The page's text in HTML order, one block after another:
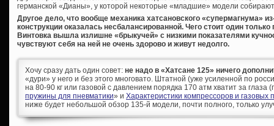
германской «Дианы», у которой некоторые «младшие» модели
Другое дело, что вообще механика хатсановского «супермагнума»
конструкции оказалась несбалансированной. Чего стоит один
Винтовка вышла излишне «брыкучей» с низкими показателями
чувствуют себя на ней не очень здорово и живут недолго.
Хочу сразу дать один совет: не надо в «Хатсане 125» ничего
«дури» у него и без этого многовато. Штатной (уже усиленной по
на 80-90 кг или газовой с давлением порядка 170 атм хватит за глаза
пружины для пневматики» и Характеристики компрессоров и газовых
ниже будет небольшой обзор 135-й модели, почти полного, только